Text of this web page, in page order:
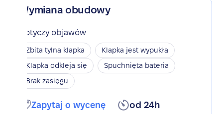
Wymiana obudowy
Dotyczy objawów
Zbita tylna klapka
Klapka jest wypukła
Klapka odkleja się
Spuchnięta bateria
Brak zasięgu
Zapytaj o wycenę od 24h